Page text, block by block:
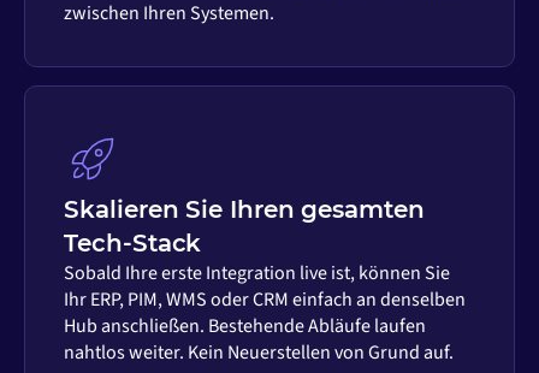
zwischen Ihren Systemen.
Skalieren Sie Ihren gesamten
Tech-Stack
Sobald Ihre erste Integration live ist, können Sie
Ihr ERP, PIM, WMS oder CRM einfach an denselben
Hub anschließen. Bestehende Abläufe laufen
nahtlos weiter. Kein Neuerstellen von Grund auf.